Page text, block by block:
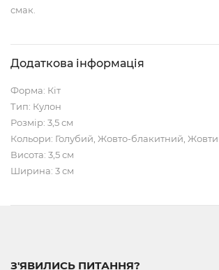
смак.
Додаткова інформація
Форма: Кіт
Тип: Кулон
Розмір: 3,5 см
Кольори: Голубий, Жовто-блакитний,
Висота: 3,5 см
Ширина: 3 см
З'ЯВИЛИСЬ ПИТАННЯ?